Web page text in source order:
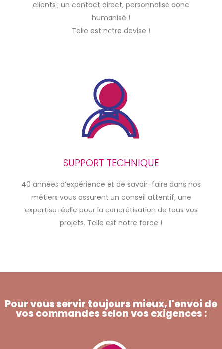
clients ; un contact direct, personnalisé donc
humanisé !
Telle est notre devise !
SUPPORT TECHNIQUE
40 années d’expérience et de savoir-faire dans nos
métiers vous assurent un conseil attentif, une
expertise réelle pour la concrétisation de tous vos
projets. Telle est notre force !
Pour vous servir toujours mieux, l'envoi de
vos commandes selon vos exigences :